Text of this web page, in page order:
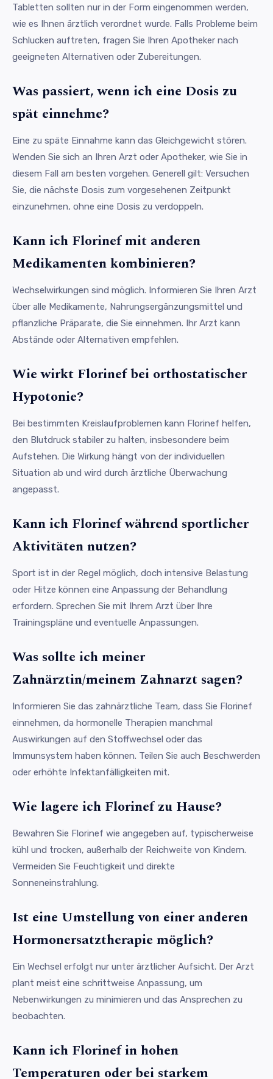
Tabletten sollten nur in der Form eingenommen werden,
wie es Ihnen ärztlich verordnet wurde. Falls Probleme beim
Schlucken auftreten, fragen Sie Ihren Apotheker nach
geeigneten Alternativen oder Zubereitungen.
Was passiert, wenn ich eine Dosis zu
spät einnehme?
Eine zu späte Einnahme kann das Gleichgewicht stören.
Wenden Sie sich an Ihren Arzt oder Apotheker, wie Sie in
diesem Fall am besten vorgehen. Generell gilt: Versuchen
Sie, die nächste Dosis zum vorgesehenen Zeitpunkt
einzunehmen, ohne eine Dosis zu verdoppeln.
Kann ich Florinef mit anderen
Medikamenten kombinieren?
Wechselwirkungen sind möglich. Informieren Sie Ihren Arzt
über alle Medikamente, Nahrungsergänzungsmittel und
pflanzliche Präparate, die Sie einnehmen. Ihr Arzt kann
Abstände oder Alternativen empfehlen.
Wie wirkt Florinef bei orthostatischer
Hypotonie?
Bei bestimmten Kreislaufproblemen kann Florinef helfen,
den Blutdruck stabiler zu halten, insbesondere beim
Aufstehen. Die Wirkung hängt von der individuellen
Situation ab und wird durch ärztliche Überwachung
angepasst.
Kann ich Florinef während sportlicher
Aktivitäten nutzen?
Sport ist in der Regel möglich, doch intensive Belastung
oder Hitze können eine Anpassung der Behandlung
erfordern. Sprechen Sie mit Ihrem Arzt über Ihre
Trainingspläne und eventuelle Anpassungen.
Was sollte ich meiner
Zahnärztin/meinem Zahnarzt sagen?
Informieren Sie das zahnärztliche Team, dass Sie Florinef
einnehmen, da hormonelle Therapien manchmal
Auswirkungen auf den Stoffwechsel oder das
Immunsystem haben können. Teilen Sie auch Beschwerden
oder erhöhte Infektanfälligkeiten mit.
Wie lagere ich Florinef zu Hause?
Bewahren Sie Florinef wie angegeben auf, typischerweise
kühl und trocken, außerhalb der Reichweite von Kindern.
Vermeiden Sie Feuchtigkeit und direkte
Sonneneinstrahlung.
Ist eine Umstellung von einer anderen
Hormonersatztherapie möglich?
Ein Wechsel erfolgt nur unter ärztlicher Aufsicht. Der Arzt
plant meist eine schrittweise Anpassung, um
Nebenwirkungen zu minimieren und das Ansprechen zu
beobachten.
Kann ich Florinef in hohen
Temperaturen oder bei starkem